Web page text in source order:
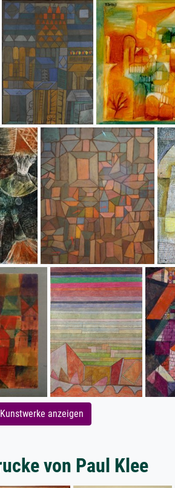
anzeigen
von Paul Klee